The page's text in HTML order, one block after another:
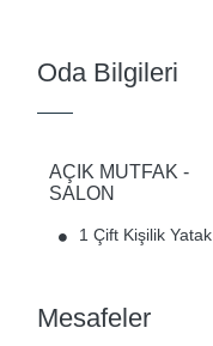
Oda Bilgileri
AÇIK MUTFAK -
SALON
1 Çift Kişilik Yatak
Mesafeler